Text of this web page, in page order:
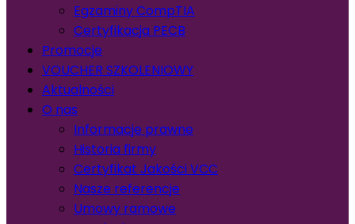
Egzaminy CompTIA
Certyfikacja PECB
Promocje
VOUCHER SZKOLENIOWY
Aktualności
O nas
Informacje prawne
Historia firmy
Certyfikat Jakości VCC
Nasze referencje
Umowy ramowe